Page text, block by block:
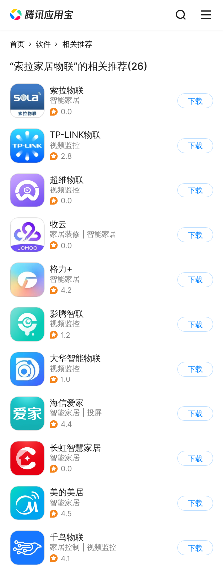
首页 软件 相关推荐
“索拉家居物联”的相关推荐(26)
索拉物联
智能家居
0.0
下载
TP-LINK物联
视频监控
2.8
下载
超维物联
视频监控
0.0
下载
牧云
家居装修
智能家居
0.0
下载
格力+
智能家居
4.2
下载
影腾智联
视频监控
1.2
下载
大华智能物联
视频监控
1.0
下载
海信爱家
智能家居
投屏
4.4
下载
长虹智慧家居
智能家居
0.0
下载
美的美居
智能家居
4.5
下载
千鸟物联
家居控制
视频监控
4.1
下载